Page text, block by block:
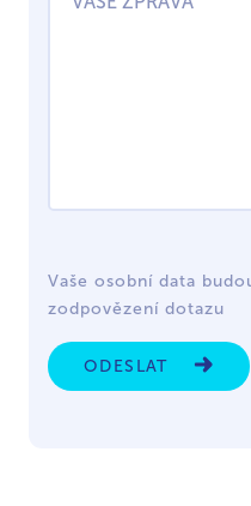
Vaše osobní data
zodpovězení dotazu
ODESLAT